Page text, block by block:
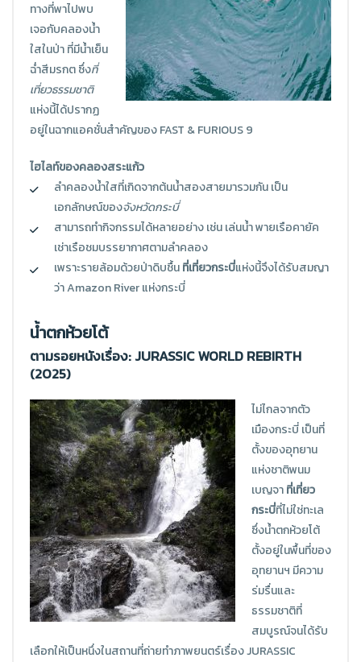
ทางที่พาไปพบ
เจอกับคลองน้ำ
ใสในป่า ที่มีน้ำเย็น
ฉ่ำสีมรกต ซึ่งที่
เที่ยวธรรมชาติ
แห่งนี้ได้ปรากฏ
อยู่ในฉากแอคชั่นสำคัญของ FAST & FURIOUS 9
ไฮไลท์ของคลองสระแก้ว
ลำคลองน้ำใสที่เกิดจากต้นน้ำสองสายมารวมกัน เป็น
เอกลักษณ์ของจังหวัดกระบี่
สามารถทำกิจกรรมได้หลายอย่าง เช่น เล่นน้ำ พายเรือคายัค
เช่าเรือชมบรรยากาศตามลำคลอง
เพราะรายล้อมด้วยป่าดิบชื้นที่เที่ยวกระบี่แห่งนี้จึงได้รับสมญา
ว่า Amazon River แห่งกระบี่
น้ำตกห้วยโต้
ตามรอยหนังเรื่อง: JURASSIC WORLD REBIRTH
(2025)
ไม่ไกลจากตัว
เมืองกระบี่ เป็นที่
ตั้งของอุทยาน
แห่งชาติพนม
เบญจาที่เที่ยว
กระบี่ที่ไม่ใช่ทะเล
ซึ่งน้ำตกห้วยโต้
ตั้งอยู่ในพื้นที่ของ
อุทยานฯ มีความ
ร่มรื่นและ
ธรรมชาติที่
สมบูรณ์จนได้รับ
เลือกให้เป็นหนึ่งในสถานที่ถ่ายทำภาพยนตร์เรื่อง JURASSIC